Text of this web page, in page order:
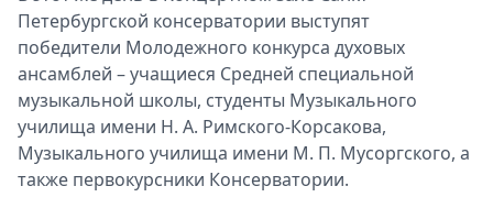
Петербургской консерватории выступят
победители Молодежного конкурса духовых
ансамблей – учащиеся Средней специальной
музыкальной школы, студенты Музыкального
училища имени Н. А. Римского-Корсакова,
Музыкального училища имени М. П. Мусоргского, а
также первокурсники Консерватории.